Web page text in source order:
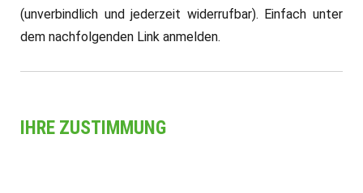
(unverbindlich und jederzeit widerrufbar). Einfach unter
dem nachfolgenden Link anmelden.
IHRE ZUSTIMMUNG